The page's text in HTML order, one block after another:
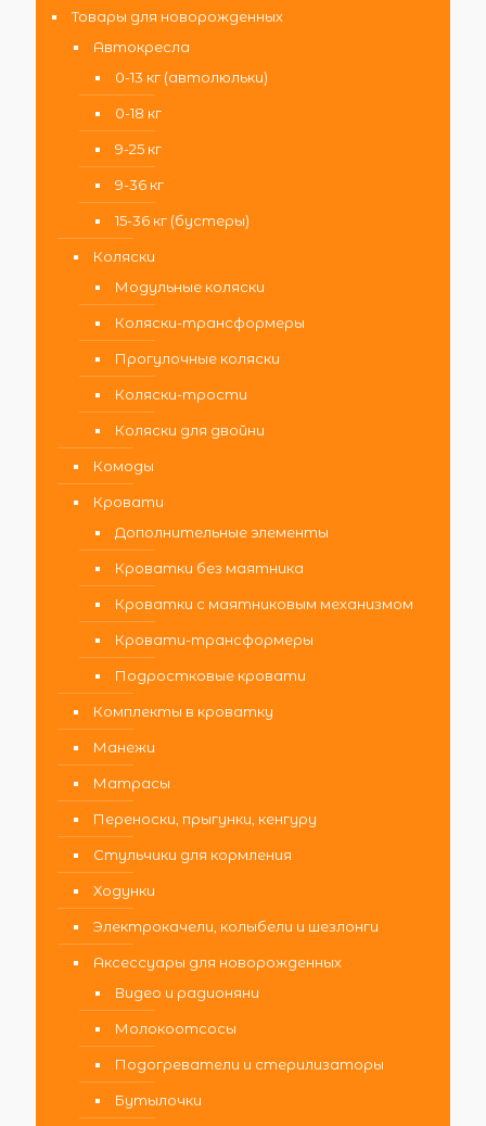
Товары для новорожденных
Автокресла
0-13 кг (автолюльки)
0-18 кг
9-25 кг
9-36 кг
15-36 кг (бустеры)
Коляски
Модульные коляски
Коляски-трансформеры
Прогулочные коляски
Коляски-трости
Коляски для двойни
Комоды
Кровати
Дополнительные элементы
Кроватки без маятника
Кроватки с маятниковым механизмом
Кровати-трансформеры
Подростковые кровати
Комплекты в кроватку
Манежи
Матрасы
Переноски, прыгунки, кенгуру
Стульчики для кормления
Ходунки
Электрокачели, колыбели и шезлонги
Аксессуары для новорожденных
Видео и радионяни
Молокоотсосы
Подогреватели и стерилизаторы
Бутылочки